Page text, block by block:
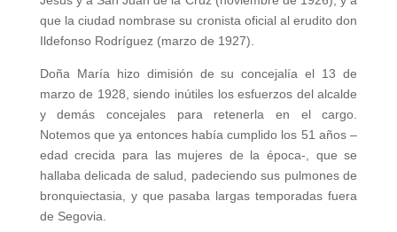
que la ciudad nombrase su cronista oficial al erudito don
Ildefonso Rodríguez (marzo de 1927).
Doña María hizo dimisión de su concejalía el 13 de
marzo de 1928, siendo inútiles los esfuerzos del alcalde
y demás concejales para retenerla en el cargo.
Notemos que ya entonces había cumplido los 51 años –
edad crecida para las mujeres de la época-, que se
hallaba delicada de salud, padeciendo sus pulmones de
bronquiectasia, y que pasaba largas temporadas fuera
de Segovia.